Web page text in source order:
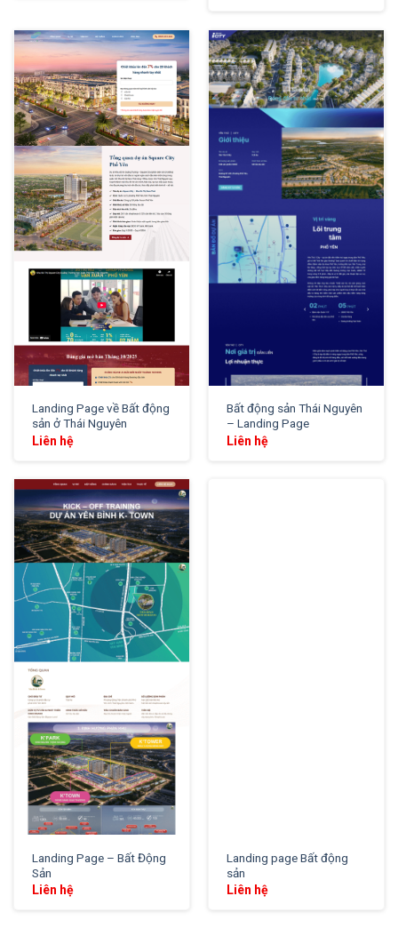
Landing Page về Bất động
sản ở Thái Nguyên
Liên hệ
XEM THỬ
Bất động sản Thái Nguyên
– Landing Page
Liên hệ
Landing Page – Bất Động
Sản
Liên hệ
XEM THỬ
Landing page Bất động
sản
Liên hệ